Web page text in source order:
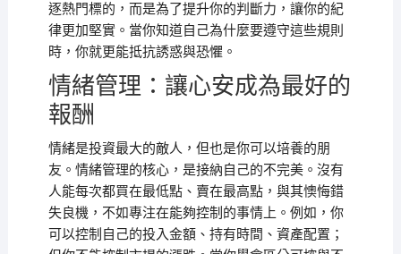
逐熱門標的，而是為了提升你的判斷力，讓你的紀
律更加堅實。當你知道自己為什麼要遵守這些規則
時，你就更能抵抗誘惑與恐懼。
情緒管理：讓心安成為最好的
報酬
情緒是投資最大的敵人，但也是你可以培養的朋
友。情緒管理的核心，是接納自己的不完美。沒有
人能每次都買在最低點、賣在最高點，與其懊悔錯
失良機，不如專注在能夠控制的事情上。例如，你
可以控制自己的投入金額、持有時間、資產配置；